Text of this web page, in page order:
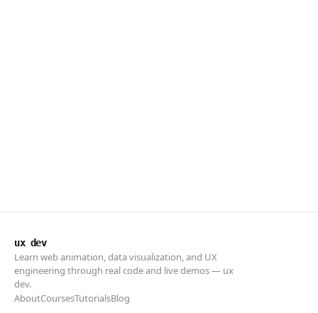
ux dev
Learn web animation, data visualization, and UX
engineering through real code and live demos — ux
dev.
AboutCoursesTutorialsBlog